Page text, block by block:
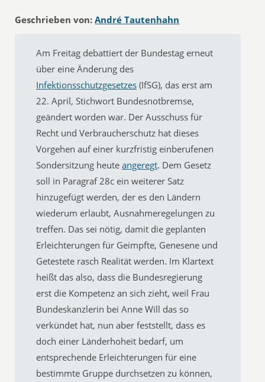
Geschrieben von: André Tautenhahn
Am Freitag debattiert der Bundestag erneut
über eine Änderung des
Infektionsschutzgesetzes (IfSG), das erst am
22. April, Stichwort Bundesnotbremse,
geändert worden war. Der Ausschuss für
Recht und Verbraucherschutz hat dieses
Vorgehen auf einer kurzfristig einberufenen
Sondersitzung heuteangeregt. Dem Gesetz
soll in Paragraf 28c ein weiterer Satz
hinzugefügt werden, der es den Ländern
wiederum erlaubt, Ausnahmeregelungen zu
treffen. Das sei nötig, damit die geplanten
Erleichterungen für Geimpfte, Genesene und
Getestete rasch Realität werden. Im Klartext
heißt das also, dass die Bundesregierung
erst die Kompetenz an sich zieht, weil Frau
Bundeskanzlerin bei Anne Will das so
verkündet hat, nun aber feststellt, dass es
doch einer Länderhoheit bedarf, um
entsprechende Erleichterungen für eine
bestimmte Gruppe durchsetzen zu können,